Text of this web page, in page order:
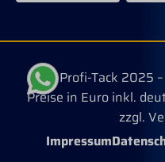
© Profi-Tack 2025
Preise in Euro inkl.
zzgl.
Impressum